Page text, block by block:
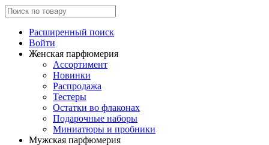
Расширенный поиск
Войти
Женская парфюмерия
Ассортимент
Новинки
Распродажа
Тестеры
Остатки во флаконах
Подарочные наборы
Миниатюры и пробники
Мужская парфюмерия